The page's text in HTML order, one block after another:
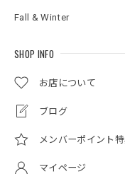
Fall & Winter
SHOP INFO
お店について
ブログ
メンバーポイン
マイページ